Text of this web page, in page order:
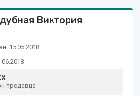
Виктория
15.05.2018
продавца